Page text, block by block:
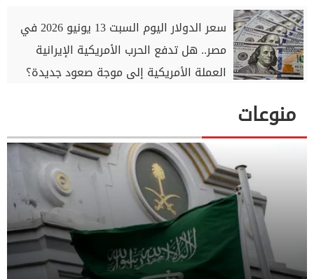
سعر الدولار اليوم السبت 13 يونيو 2026 في
مصر.. هل تدفع الحرب الأمريكية الإيرانية
العملة الأمريكية إلى موجة صعود جديدة؟
منوعات